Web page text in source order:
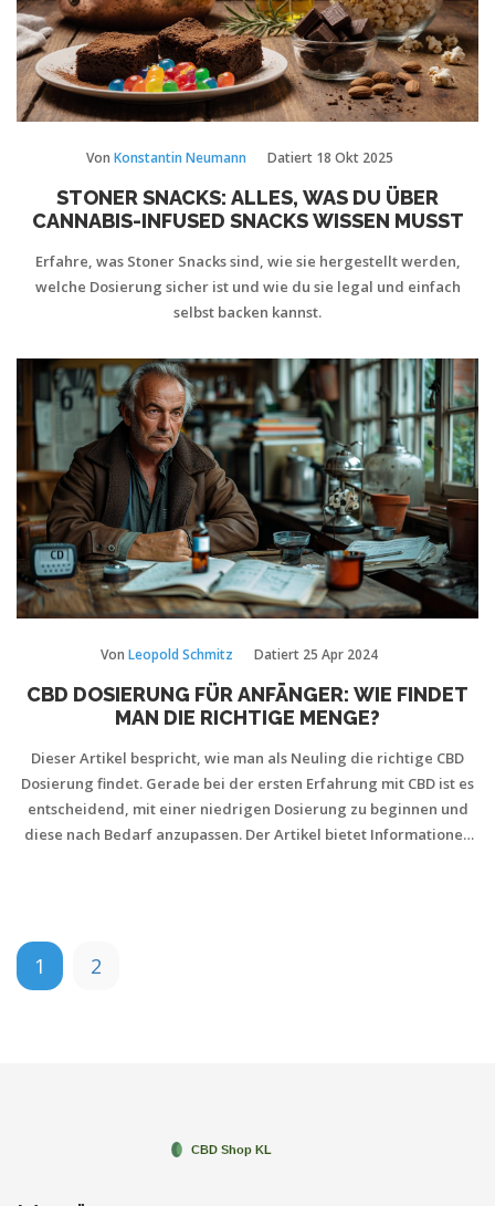
Von Konstantin Neumann Datiert 18 Okt 2025
STONER SNACKS: ALLES, WAS DU ÜBER
CANNABIS-INFUSED SNACKS WISSEN MUSST
Erfahre, was Stoner Snacks sind, wie sie hergestellt werden,
welche Dosierung sicher ist und wie du sie legal und einfach
selbst backen kannst.
Von Leopold Schmitz Datiert 25 Apr 2024
CBD DOSIERUNG FÜR ANFÄNGER: WIE FINDET
MAN DIE RICHTIGE MENGE?
Dieser Artikel bespricht, wie man als Neuling die richtige CBD
Dosierung findet. Gerade bei der ersten Erfahrung mit CBD ist es
entscheidend, mit einer niedrigen Dosierung zu beginnen und
diese nach Bedarf anzupassen. Der Artikel bietet Informationen
1 2